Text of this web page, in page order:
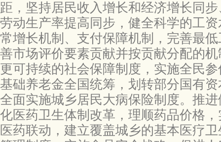
距，坚持居民收入增长和经济增长同
劳动生产率提高同步，健全科学的工
常增长机制、支付保障机制，完善最
善市场评价要素贡献并按贡献分配的
更可持续的社会保障制度，实施全民
基础养老金全国统筹，划转部分国有
全面实施城乡居民大病保险制度。推
化医药卫生体制改革，理顺药品价格
医药联动，建立覆盖城乡的基本医疗